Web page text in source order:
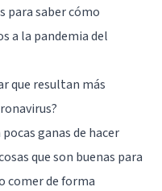
para saber cómo
a la pandemia del
que resultan más
ganas de hacer
que son buenas para
comer de forma